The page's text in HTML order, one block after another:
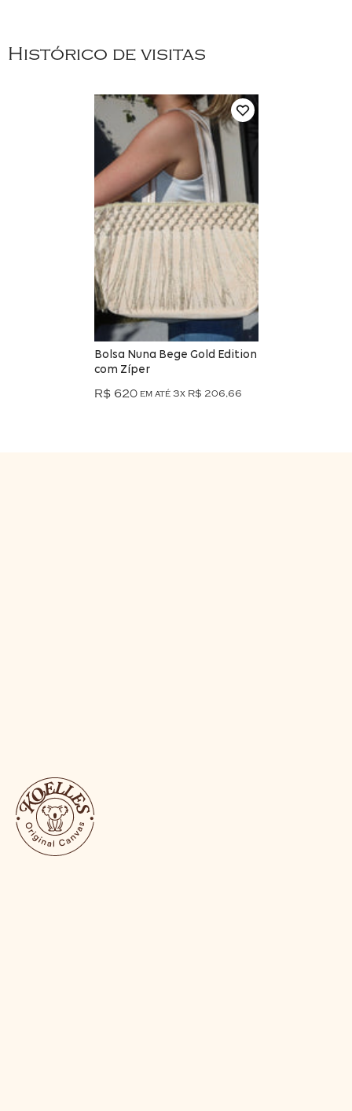
Histórico de visitas
Bolsa Nuna Bege Gold Edition
com Zíper
R$ 620 em até 3x R$ 206,66